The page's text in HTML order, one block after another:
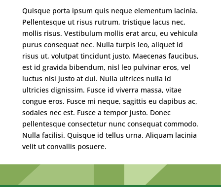
Quisque porta ipsum quis neque elementum lacinia.
Pellentesque ut risus rutrum, tristique lacus nec,
mollis risus. Vestibulum mollis erat arcu, eu vehicula
purus consequat nec. Nulla turpis leo, aliquet id
risus ut, volutpat tincidunt justo. Maecenas faucibus,
est id gravida bibendum, nisl leo pulvinar eros, vel
luctus nisi justo at dui. Nulla ultrices nulla id
ultricies dignissim. Fusce id viverra massa, vitae
congue eros. Fusce mi neque, sagittis eu dapibus ac,
sodales nec est. Fusce a tempor justo. Donec
pellentesque consectetur nunc consequat commodo.
Nulla facilisi. Quisque id tellus urna. Aliquam lacinia
velit ut convallis posuere.